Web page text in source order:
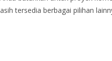
tersedia berbagai pilihan